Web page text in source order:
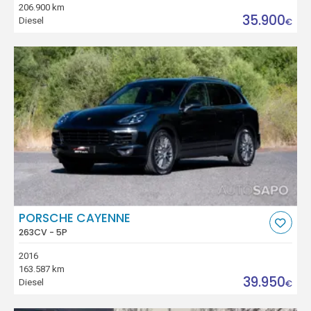
206.900 km
Diesel
35.900€
PORSCHE CAYENNE
263CV - 5P
2016
163.587 km
Diesel
39.950€